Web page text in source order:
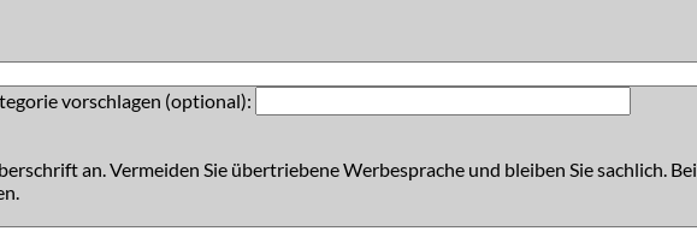
vorschlagen (optional):
an. Vermeiden Sie übertriebene Werbesprache und bleiben Sie sachlich.